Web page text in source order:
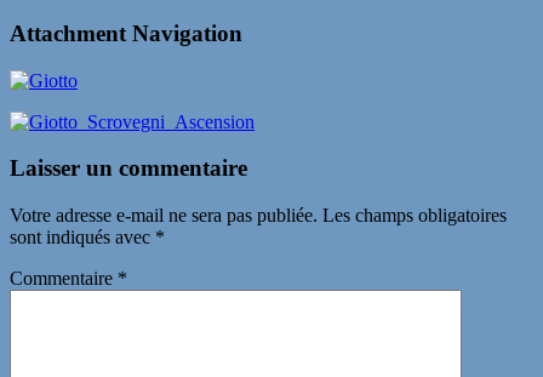
Attachment Navigation
Laisser un commentaire
Votre adresse e-mail ne sera pas publiée. Les champs obligatoires
sont indiqués avec *
Commentaire *